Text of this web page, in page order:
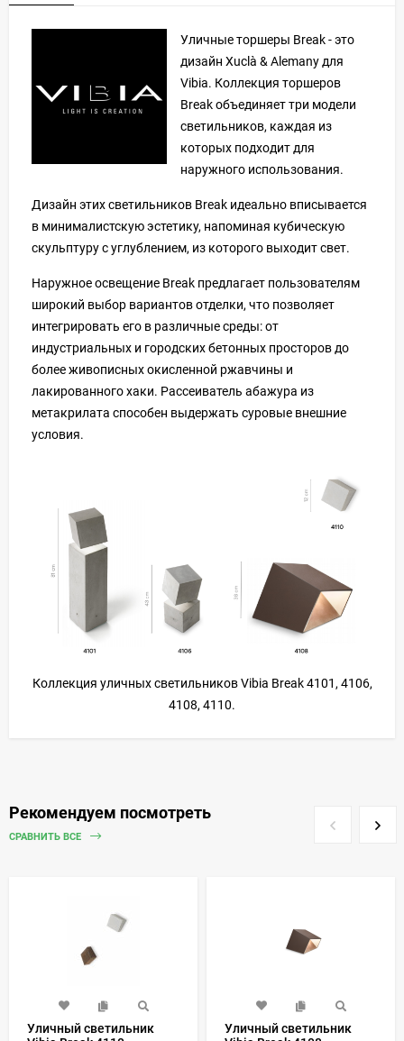
Уличные торшеры Break - это
дизайн Xuclà & Alemany для
Vibia. Коллекция торшеров
Break объединяет три модели
светильников, каждая из
которых подходит для
наружного использования.
Дизайн этих светильников Break идеально вписывается
в минималистскую эстетику, напоминая кубическую
скульптуру с углублением, из которого выходит свет.
Наружное освещение Break предлагает пользователям
широкий выбор вариантов отделки, что позволяет
интегрировать его в различные среды: от
индустриальных и городских бетонных просторов до
более живописных окисленной ржавчины и
лакированного хаки. Рассеиватель абажура из
метакрилата способен выдержать суровые внешние
условия.
Коллекция уличных светильников Vibia Break 4101, 4106,
4108, 4110.
Рекомендуем посмотреть
СРАВНИТЬ ВСЕ
Уличный светильник
Уличный светильник